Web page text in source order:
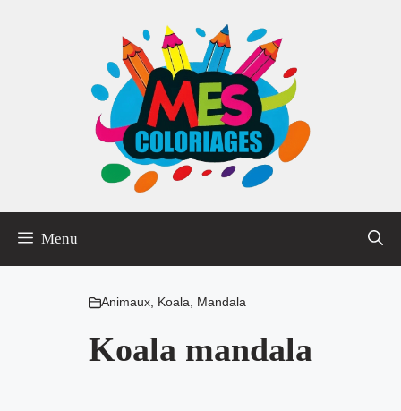
Menu
Animaux, Koala, Mandala
Koala mandala